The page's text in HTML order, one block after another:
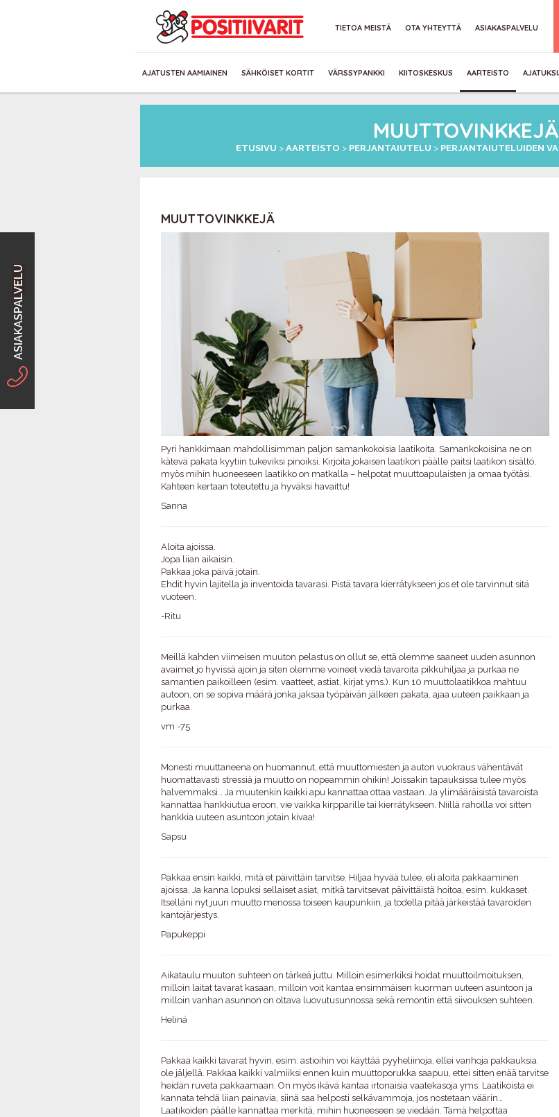
TIETOA MEISTÄ OTA YHTEYTTÄ ASIAKASPALVELU
AJATUSTEN AAMIAINEN SÄHKÖISET KORTIT VÄRSSYPANKKI KIITOSKESKUS AARTEISTO
MUUTTOVINKKEJÄ
ETUSIVU > AARTEISTO > PERJANTAIUTELU > PERJANTAIUTELUIDEN
MUUTTOVINKKEJÄ
Pyri hankkimaan mahdollisimman paljon samankokoisia laatikoita. Samankokoisina ne on
kätevä pakata kyytiin tukeviksi pinoiksi. Kirjoita jokaisen laatikon päälle paitsi laatikon sisältö,
myös mihin huoneeseen laatikko on matkalla – helpotat muuttoapulaisten ja omaa työtäsi.
Kahteen kertaan toteutettu ja hyväksi havaittu!
Sanna
Aloita ajoissa.
Jopa liian aikaisin.
Pakkaa joka päivä jotain.
Ehdit hyvin lajitella ja inventoida tavarasi. Pistä tavara kierrätykseen jos et ole tarvinnut sitä
vuoteen.
-Ritu
Meillä kahden viimeisen muuton pelastus on ollut se, että olemme saaneet uuden asunnon
avaimet jo hyvissä ajoin ja siten olemme voineet viedä tavaroita pikkuhiljaa ja purkaa ne
samantien paikoilleen (esim. vaatteet, astiat, kirjat yms.). Kun 10 muuttolaatikkoa mahtuu
autoon, on se sopiva määrä jonka jaksaa työpäivän jälkeen pakata, ajaa uuteen paikkaan ja
purkaa.
vm -75
Monesti muuttaneena on huomannut, että muuttomiesten ja auton vuokraus vähentävät
huomattavasti stressiä ja muutto on nopeammin ohikin! Joissakin tapauksissa tulee myös
halvemmaksi… Ja muutenkin kaikki apu kannattaa ottaa vastaan. Ja ylimääräisistä tavaroista
kannattaa hankkiutua eroon, vie vaikka kirpparille tai kierrätykseen. Niillä rahoilla voi sitten
hankkia uuteen asuntoon jotain kivaa!
Sapsu
Pakkaa ensin kaikki, mitä et päivittäin tarvitse. Hiljaa hyvää tulee, eli aloita pakkaaminen
ajoissa. Ja kanna lopuksi sellaiset asiat, mitkä tarvitsevat päivittäistä hoitoa, esim. kukkaset.
Itselläni nyt juuri muutto menossa toiseen kaupunkiin, ja todella pitää järkeistää tavaroiden
kantojärjestys.
Papukeppi
Aikataulu muuton suhteen on tärkeä juttu. Milloin esimerkiksi hoidat muuttoilmoituksen,
milloin laitat tavarat kasaan, milloin voit kantaa ensimmäisen kuorman uuteen asuntoon ja
milloin vanhan asunnon on oltava luovutusunnossa sekä remontin että siivouksen suhteen.
Helinä
Pakkaa kaikki tavarat hyvin, esim. astioihin voi käyttää pyyheliinoja, ellei vanhoja pakkauksia
ole jäljellä. Pakkaa kaikki valmiiksi ennen kuin muuttoporukka saapuu, ettei sitten enää tarvitse
heidän ruveta pakkaamaan. On myös ikävä kantaa irtonaisia vaatekasoja yms. Laatikoista ei
kannata tehdä liian painavia, siinä saa helposti selkävammoja, jos nostetaan väärin…
Laatikoiden päälle kannattaa merkitä, mihin huoneeseen se viedään. Tämä helpottaa
ASIAKASPALVELU